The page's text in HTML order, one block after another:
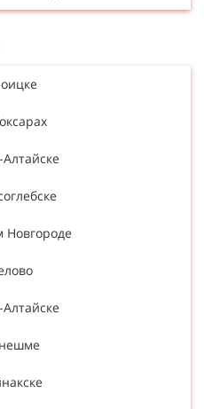
Новгороде